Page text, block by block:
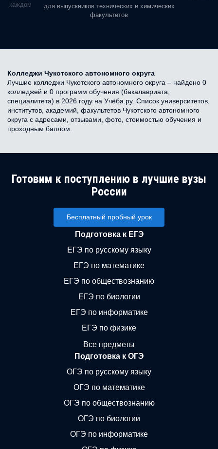
в каждом
для выпускников технических и химических
факультетов
Колледжи Чукотского автономного округа
Лучшие колледжи Чукотского автономного округа – найдено 0
колледжей и 0 программ обучения (бакалавриата,
специалитета) в 2026 году на Учёба.ру. Список университетов,
институтов, академий, факультетов Чукотского автономного
округа с адресами, отзывами, фото, стоимостью обучения и
проходным баллом.
Готовим к поступлению в лучшие вузы
России
Бесплатный пробный урок
Подготовка к ЕГЭ
ЕГЭ по русскому языку
ЕГЭ по математике
ЕГЭ по обществознанию
ЕГЭ по биологии
ЕГЭ по информатике
ЕГЭ по физике
Все предметы
Подготовка к ОГЭ
ОГЭ по русскому языку
ОГЭ по математике
ОГЭ по обществознанию
ОГЭ по биологии
ОГЭ по информатике